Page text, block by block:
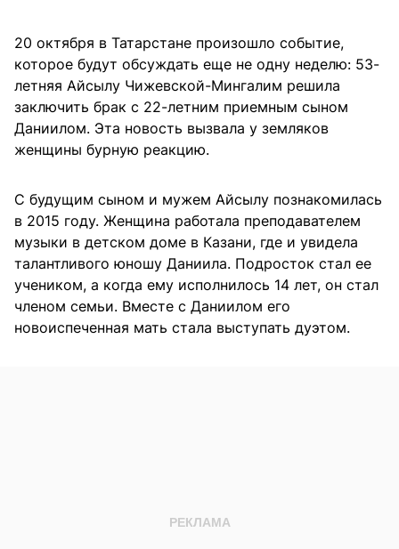
20 октября в Татарстане произошло событие,
которое будут обсуждать еще не одну неделю: 53-
летняя Айсылу Чижевской-Мингалим решила
заключить брак с 22-летним приемным сыном
Даниилом. Эта новость вызвала у земляков
женщины бурную реакцию.
С будущим сыном и мужем Айсылу познакомилась
в 2015 году. Женщина работала преподавателем
музыки в детском доме в Казани, где и увидела
талантливого юношу Даниила. Подросток стал ее
учеником, а когда ему исполнилось 14 лет, он стал
членом семьи. Вместе с Даниилом его
новоиспеченная мать стала выступать дуэтом.